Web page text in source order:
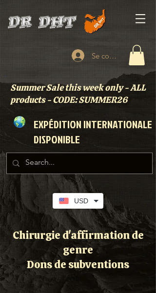
USD
Se connecter
Summer Sale this week only - ALL
products - CODE: SUMMER26
EXPÉDITION INTERNATIONALE
DISPONIBLE
Chirurgie d'affirmation de
genre
Dons de subventions